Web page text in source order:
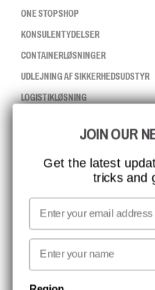
ONE STOP SHOP
KONSULENTYDELSER
CONTAINERLØSNINGER
UDLEJNING AF SIKKERHEDSUDSTYR
LOGISTIKLØSNING
ISO-CERTIFICERING
GLOBAL RÆKKEVIDDE
MISSION, VISION OG VÆRDIER
KONTAKT
NYHEDSBREV TILMELDING
JOIN OUR
Get the latest
tricks and
Email
First name